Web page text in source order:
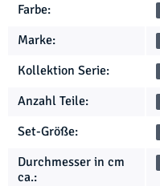
Farbe:
Marke:
Kollektion Serie:
Anzahl Teile:
Set-Größe:
Durchmesser in cm
ca.: